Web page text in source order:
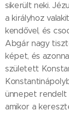
sikerült neki.
a királyhoz
kendővel, és
Abgár nagy
képet, és
született
ünnepet rendelt
amikor a